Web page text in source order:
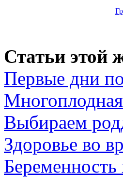
Статьи этой
Первые дни
Выбираем
Здоровье во